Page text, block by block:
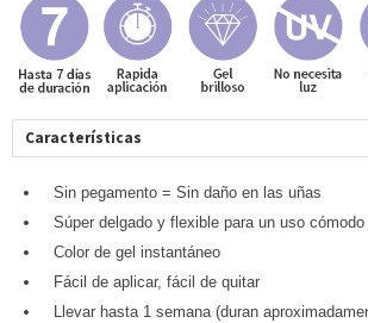
Características
Sin pegamento = Sin daño en las uñas
Súper delgado y flexible para un uso cómodo
Color de gel instantáneo
Fácil de aplicar, fácil de quitar
Llevar hasta 1 semana (duran